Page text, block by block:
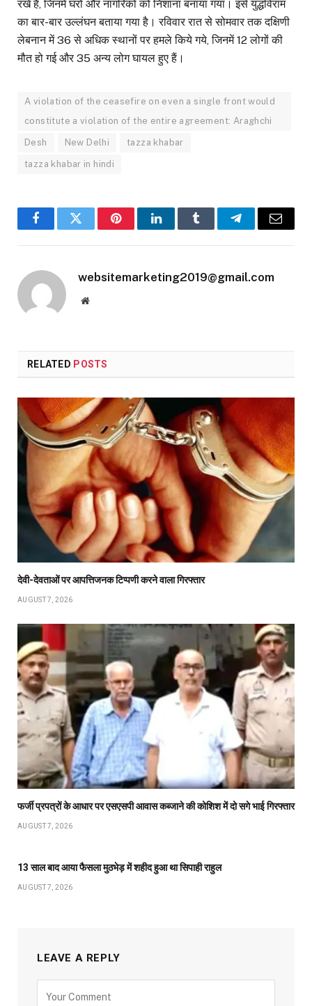
रखे हैं, जिनमें घरों और नागरिकों को निशाना बनाया गया। इसे युद्धविराम
का बार-बार उल्लंघन बताया गया है। रविवार रात से सोमवार तक दक्षिणी
लेबनान में 36 से अधिक स्थानों पर हमले किये गये, जिनमें 12 लोगों की
मौत हो गई और 35 अन्य लोग घायल हुए हैं।
A violation of the ceasefire on even a single front would
constitute a violation of the entire agreement: Araghchi
Desh New Delhi tazza khabar
tazza khabar in hindi
FacebookTwitter PinterestLinkedInTumblr TelegramEmail
websitemarketing2019@gmail.com
Website
RELATED POSTS
देवी-देवताओं पर आपत्तिजनक टिप्पणी करने वाला गिरफ्तार
AUGUST 7, 2026
फर्जी प्रपत्रों के आधार पर एसएसपी आवास कब्जाने की कोशिश में दो सगे भाई गिरफ्तार
AUGUST 7, 2026
13 साल बाद आया फैसला मुठभेड़ में शहीद हुआ था सिपाही राहुल
AUGUST 7, 2026
LEAVE A REPLY